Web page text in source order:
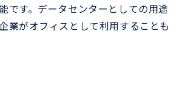
です。データセンターとしての用途
業がオフィスとして利用することも